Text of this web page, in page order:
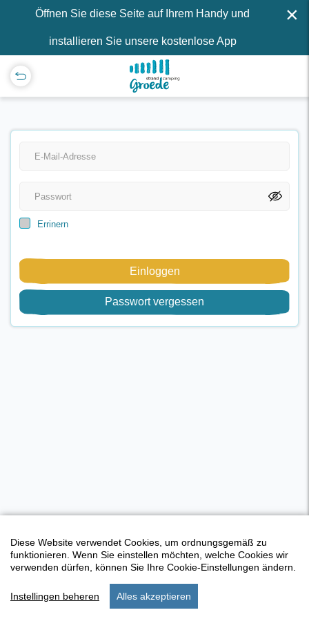
Öffnen Sie diese Seite auf Ihrem Handy und
installieren Sie unsere kostenlose App
×
Errinern
Passwort vergessen
Einloggen
start suche aufenthalt präferenzen
Diese Website verwendet Cookies, um ordnungsgemäß zu
funktionieren. Wenn Sie einstellen möchten, welche Cookies wir
verwenden dürfen, können Sie Ihre Cookie-Einstellungen ändern.
Instellingen beheren Alles akzeptieren